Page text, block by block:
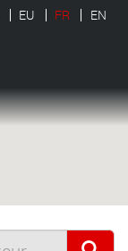
EU FR EN